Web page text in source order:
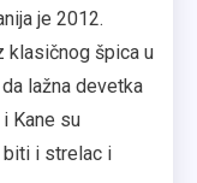
je 2012.
klasičnog špica u
lažna devetka
Kane su
biti i strelac i